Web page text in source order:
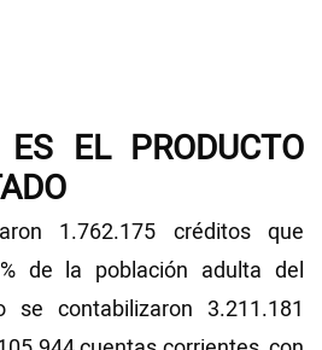
EL PRODUCTO
1.762.175 créditos que
de la población adulta del
se contabilizaron 3.211.181